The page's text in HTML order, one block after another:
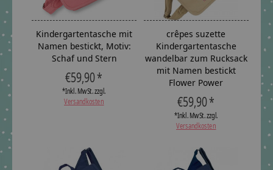
Kindergartentasche mit
Namen bestickt, Motiv:
Schaf und Stern
€59,90 *
*Inkl. MwSt. zzgl.
Versandkosten
crêpes suzette
Kindergartentasche
wandelbar zum Rucksack
mit Namen bestickt
Flower Power
€59,90 *
*Inkl. MwSt. zzgl.
Versandkosten